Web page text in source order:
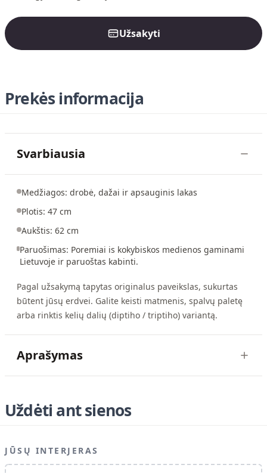
Užsakyti
Prekės informacija
Svarbiausia
Medžiagos: drobė, dažai ir apsauginis lakas
Plotis: 47 cm
Aukštis: 62 cm
Paruošimas: Poremiai is kokybiskos medienos gaminami
Lietuvoje ir paruoštas kabinti.
Pagal užsakymą tapytas originalus paveikslas, sukurtas
būtent jūsų erdvei. Galite keisti matmenis, spalvų paletę
arba rinktis kelių dalių (diptiho / triptiho) variantą.
Aprašymas
Uždėti ant sienos
JŪSŲ INTERJERAS